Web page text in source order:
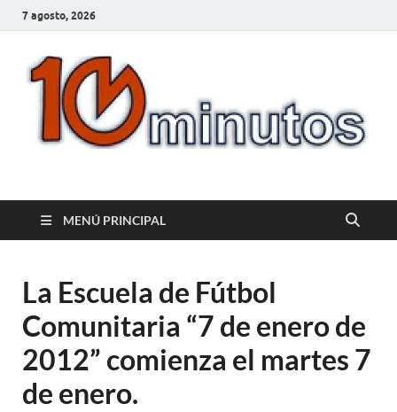
7 agosto, 2026
10minutos.com.uy
MENÚ PRINCIPAL
La Escuela de Fútbol
Comunitaria “7 de enero de
2012” comienza el martes 7
de enero.